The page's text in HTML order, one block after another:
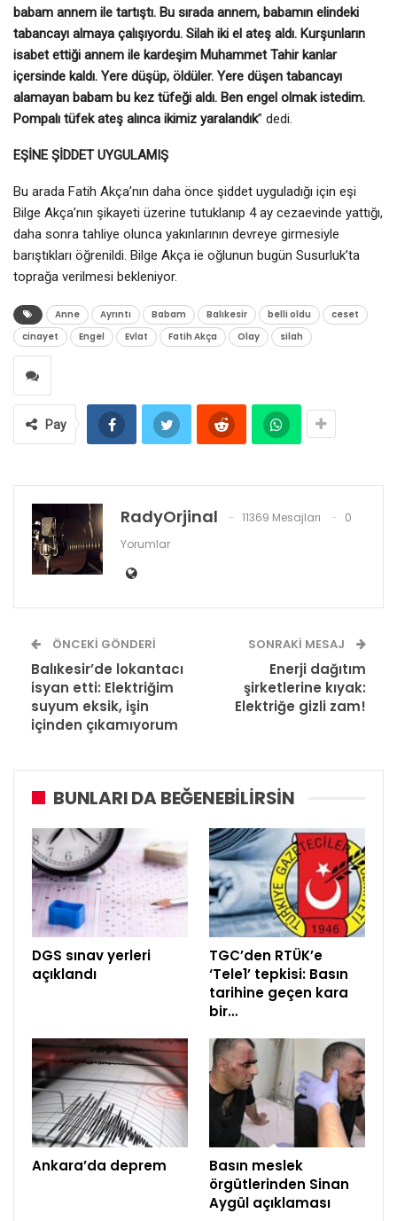
babam annem ile tartıştı. Bu sırada annem, babamın elindeki
tabancayı almaya çalışıyordu. Silah iki el ateş aldı. Kurşunların
isabet ettiği annem ile kardeşim Muhammet Tahir kanlar
içersinde kaldı. Yere düşüp, öldüler. Yere düşen tabancayı
alamayan babam bu kez tüfeği aldı. Ben engel olmak istedim.
Pompalı tüfek ateş alınca ikimiz yaralandık” dedi.
EŞİNE ŞİDDET UYGULAMIŞ
Bu arada Fatih Akça’nın daha önce şiddet uyguladığı için eşi
Bilge Akça’nın şikayeti üzerine tutuklanıp 4 ay cezaevinde yattığı,
daha sonra tahliye olunca yakınlarının devreye girmesiyle
barıştıkları öğrenildi. Bilge Akça ie oğlunun bugün Susurluk’ta
toprağa verilmesi bekleniyor.
Anne Ayrıntı Babam Balıkesir belli oldu
ceset
cinayet
Engel Evlat Fatih Akça Olay silah
Pay
RadyOrjinal 11369 Mesajları
0
Yorumlar
ÖNCEKI GÖNDERI
Balıkesir’de lokantacı
isyan etti: Elektriğim
suyum eksik, işin
içinden çıkamıyorum
SONRAKI MESAJ
Enerji dağıtım
şirketlerine kıyak:
Elektriğe gizli zam!
BUNLARI DA BEĞENEBILIRSIN
DGS sınav yerleri
açıklandı
TGC’den RTÜK’e
‘Tele1’ tepkisi: Basın
tarihine geçen kara
bir…
Ankara’da deprem
Basın meslek
örgütlerinden Sinan
Aygül açıklaması